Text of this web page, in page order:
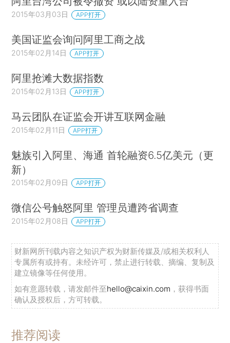
2015年03月03日 APP打开
美国证监会询问阿里工商之战
2015年02月14日 APP打开
阿里抢滩大数据指数
2015年02月13日 APP打开
马云团队在证监会开讲互联网金融
2015年02月11日 APP打开
魅族引入阿里、海通 首轮融资6.5亿美元（更
新）
2015年02月09日 APP打开
微信公号触怒阿里 管理员遭跨省调查
2015年02月08日 APP打开
财新网所刊载内容之知识产权为财新传媒及/或相关权利人
专属所有或持有。未经许可，禁止进行转载、摘编、复制及
建立镜像等任何使用。
如有意愿转载，请发邮件至hello@caixin.com ，获得书面
确认及授权后，方可转载。
推荐阅读